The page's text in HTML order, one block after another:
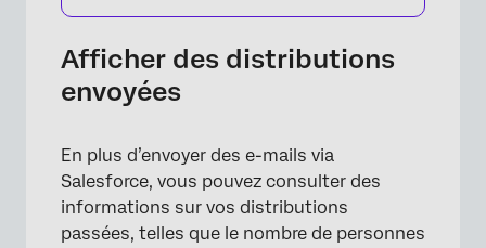
Afficher des distributions
envoyées
En plus d’envoyer des e-mails via
Salesforce, vous pouvez consulter des
informations sur vos distributions
passées, telles que le nombre de personnes